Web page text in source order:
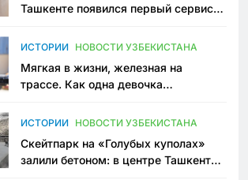
Ташкенте появился первый сервис
ИСТОРИИ НОВОСТИ УЗБЕКИСТАНА
Мягкая в жизни, железная на
трассе. Как одна девочка
Узбекистане
ИСТОРИИ НОВОСТИ УЗБЕКИСТАНА
Скейтпарк на «Голубых куполах»
залили бетоном: в центре Ташкента